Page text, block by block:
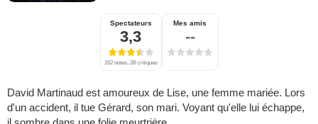
Spectateurs
3,3
162 notes, 28 critiques
Mes amis
--
David Martinaud est amoureux de Lise, une femme mariée. Lors
d'un accident, il tue Gérard, son mari. Voyant qu'elle lui échappe,